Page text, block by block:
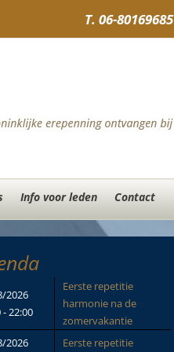
T. 06-80169685
Info voor leden Contact
2026
- 22:00
Eerste repetitie
harmonie na de
zomervakantie
2026
Eerste repetitie